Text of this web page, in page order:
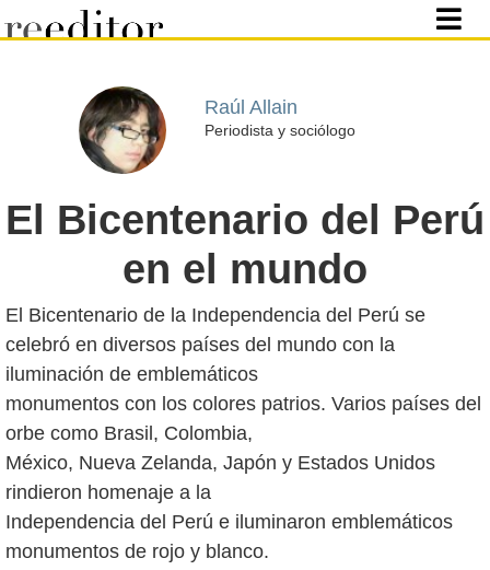
Raúl Allain
Periodista y sociólogo
El Bicentenario del Perú
en el mundo
El Bicentenario de la Independencia del Perú se
celebró en diversos países del mundo con la
iluminación de emblemáticos
monumentos con los colores patrios. Varios países del
orbe como Brasil, Colombia,
México, Nueva Zelanda, Japón y Estados Unidos
rindieron homenaje a la
Independencia del Perú e iluminaron emblemáticos